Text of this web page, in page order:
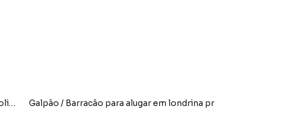
Galpão / Barracão no bairro conjunto-habitacional-violim em londrina pr
Galpão / Barracão para alugar em londrina pr